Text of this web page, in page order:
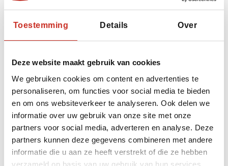
Toestemming Details Over
Deze website maakt gebruik van cookies
We gebruiken cookies om content en advertenties te
personaliseren, om functies voor social media te bieden
en om ons websiteverkeer te analyseren. Ook delen we
informatie over uw gebruik van onze site met onze
partners voor social media, adverteren en analyse. Deze
partners kunnen deze gegevens combineren met andere
informatie die u aan ze heeft verstrekt of die ze hebben
verzameld op basis van uw gebruik van hun services.
Bereidingswijze:
Pers de knoflook, snijd de ui en gember in
Snijd vervolgens de onderkant van de
citroengras stengel weg en haal het buitenste
laagje eraf – dit is vaak niet zo lekker. Je
gebruikt overigens slechts alleen de onderkant
van de citroengras stengel dus gooi deze niet
weg! Snijd deze fijn. Zet vervolgens de wok op
hoog vuur en giet de arachideolie in de wok.
Voeg de knoflook, ui, chilivlokken, knoflook en